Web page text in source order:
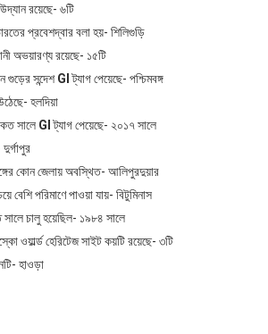
রয়েছে- ৬টি
প্রবেশদ্বার বলা হয়- শিলিগুড়ি
অভয়ারণ্য রয়েছে- ১৫টি
গুড়ের সন্দেশGI ট্যাগ পেয়েছে- পশ্চিমবঙ্গ
হলদিয়া
কত সালে GI ট্যাগ পেয়েছে- ২০১৭ সালে
কোন জেলায় অবস্থিত- আলিপুরদুয়ার
বেশি পরিমাণে পাওয়া যায়- বিটুমিনাস
চালু হয়েছিল- ১৯৮৪ সালে
ওয়ার্ল্ড হেরিটেজ সাইট কয়টি রয়েছে- ৩টি
হাওড়া